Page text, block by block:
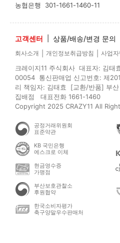
농협은행 301-1661-1460-11
고객센터 상품/배송/변경 문의
회사소개 개인정보취급방침 사업
크레이지11 주식회사 대표자: 김
00054 통신판매업 신고번호: 제
리 책임자: 김태효 [교환/반품] 부산
집배점 대표전화 1661-1460
Copyright 2025 CRAZY11 All
공정거래위원회
표준약관
KB 국민은행
에스크로 이체
현금영수증
가맹점
부산보호관찰소
후원협약
한국소비자평가
축구양말우수판매처